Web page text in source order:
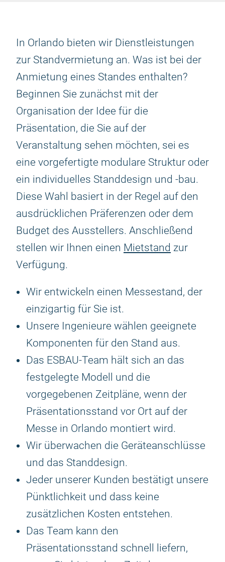
In Orlando bieten wir Dienstleistungen
zur Standvermietung an. Was ist bei der
Anmietung eines Standes enthalten?
Beginnen Sie zunächst mit der
Organisation der Idee für die
Präsentation, die Sie auf der
Veranstaltung sehen möchten, sei es
eine vorgefertigte modulare Struktur oder
ein individuelles Standdesign und -bau.
Diese Wahl basiert in der Regel auf den
ausdrücklichen Präferenzen oder dem
Budget des Ausstellers. Anschließend
stellen wir Ihnen einen Mietstand zur
Verfügung.
Wir entwickeln einen Messestand, der
einzigartig für Sie ist.
Unsere Ingenieure wählen geeignete
Komponenten für den Stand aus.
Das ESBAU-Team hält sich an das
festgelegte Modell und die
vorgegebenen Zeitpläne, wenn der
Präsentationsstand vor Ort auf der
Messe in Orlando montiert wird.
Wir überwachen die Geräteanschlüsse
und das Standdesign.
Jeder unserer Kunden bestätigt unsere
Pünktlichkeit und dass keine
zusätzlichen Kosten entstehen.
Das Team kann den
Präsentationsstand schnell liefern,